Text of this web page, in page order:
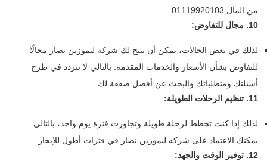
من المال 01119920103 .
10. مجال للتفاوض:
لذلك في بعض الحالات، يمكن أن تتيح لك شركه ليموزين نصار مجالًا
للتفاوض بشأن الأسعار والخدمات المقدمة. بالتالي لا تتردد في طرح
أسئلتك ومتطلباتك والبحث عن أفضل صفقة لك .
11. تنظيم الرحلات الطويلة:
لذلك إذا كنت تخطط لرحلة طويلة وتجاوزت فترة يوم واحد، بالتالي
يمكنك الاعتماد على شركه ليموزين نصار في فترات أطول للإيجار .
12. توفير الوقت والجهد: